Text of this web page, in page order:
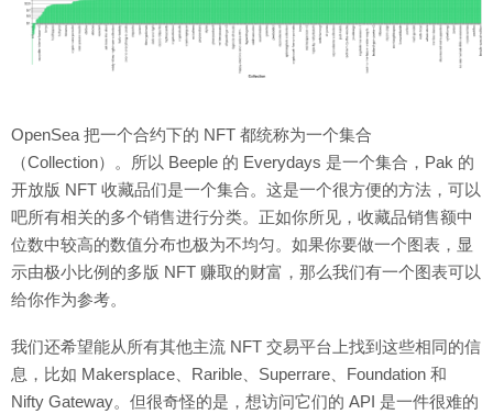
OpenSea 把一个合约下的 NFT 都统称为一个集合
（Collection）。所以 Beeple 的 Everydays 是一个集合，Pak 的
开放版 NFT 收藏品们是一个集合。这是一个很方便的方法，可以
吧所有相关的多个销售进行分类。正如你所见，收藏品销售额中
位数中较高的数值分布也极为不均匀。如果你要做一个图表，显
示由极小比例的多版 NFT 赚取的财富，那么我们有一个图表可以
给你作为参考。
我们还希望能从所有其他主流 NFT 交易平台上找到这些相同的信
息，比如 Makersplace、Rarible、Superrare、Foundation 和
Nifty Gateway。但很奇怪的是，想访问它们的 API 是一件很难的